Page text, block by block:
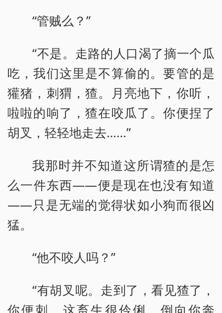
“管贼么？”
“不是。走路的人口渴了摘一个瓜
吃，我们这里是不算偷的。要管的是
獾猪，刺猬，猹。月亮地下，你听，
啦啦的响了，猹在咬瓜了。你便捏了
胡叉，轻轻地走去……”
我那时并不知道这所谓猹的是怎
么一件东西——便是现在也没有知道
——只是无端的觉得状如小狗而很凶
猛。
“他不咬人吗？”
“有胡叉呢。走到了，看见猹了，
你便刺。这畜生很伶俐，倒向你奔